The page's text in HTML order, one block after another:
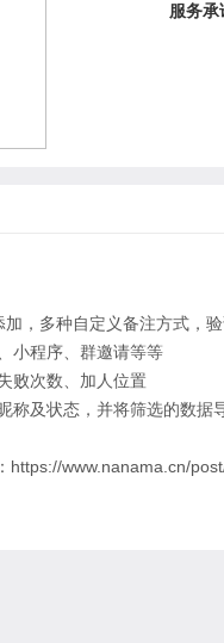
服务承
，多种自定义备注方式，
小程序、群邀请等等
败次数、加人位置
称及状态，并将筛选的数据
https://www.nanama.cn/